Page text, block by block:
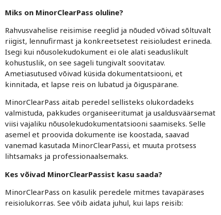
Miks on MinorClearPass oluline?
Rahvusvahelise reisimise reeglid ja nõuded võivad sõltuvalt
riigist, lennufirmast ja konkreetsetest reisioludest erineda.
Isegi kui nõusolekudokument ei ole alati seaduslikult
kohustuslik, on see sageli tungivalt soovitatav.
Ametiasutused võivad küsida dokumentatsiooni, et
kinnitada, et lapse reis on lubatud ja õiguspärane.
MinorClearPass aitab peredel sellisteks olukordadeks
valmistuda, pakkudes organiseeritumat ja usaldusväärsemat
viisi vajaliku nõusolekudokumentatsiooni saamiseks. Selle
asemel et proovida dokumente ise koostada, saavad
vanemad kasutada MinorClearPassi, et muuta protsess
lihtsamaks ja professionaalsemaks.
Kes võivad MinorClearPassist kasu saada?
MinorClearPass on kasulik peredele mitmes tavapärases
reisiolukorras. See võib aidata juhul, kui laps reisib: